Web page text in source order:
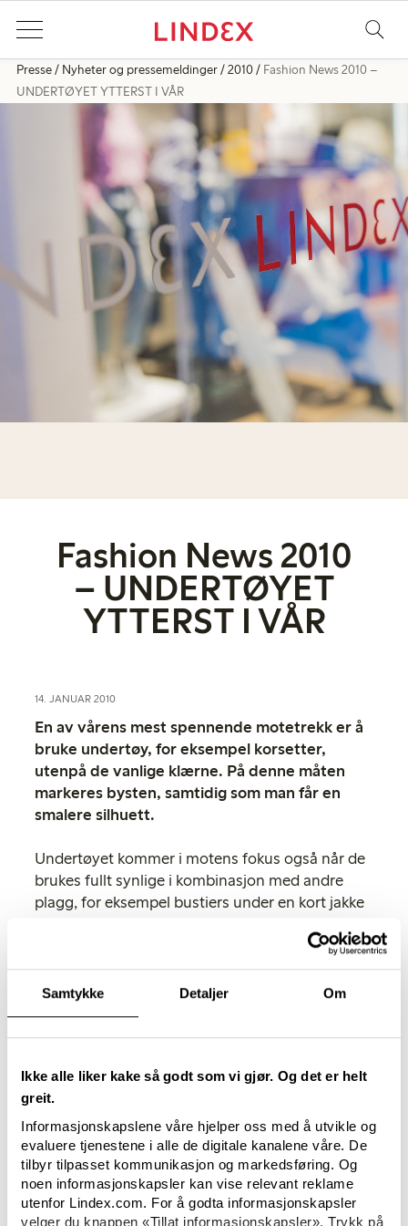
Samtykke Detaljer Om
Ikke alle liker kake så godt som vi gjør. Og det er helt
greit.
Informasjonskapslene våre hjelper oss med å utvikle og
evaluere tjenestene i alle de digitale kanalene våre. De
tilbyr tilpasset kommunikasjon og markedsføring. Og
noen informasjonskapsler kan vise relevant reklame
utenfor Lindex.com. For å godta informasjonskapsler
velger du knappen «Tillat informasjonskapsler». Trykk på
Presse Nyheter og pressemeldinger 2010
Fashion News 2010 –
UNDERTØYET YTTERST I VÅR
Fashion News 2010
– UNDERTØYET
YTTERST I VÅR
14. JANUAR 2010
En av vårens mest spennende motetrekk er å
bruke undertøy, for eksempel korsetter,
utenpå de vanlige klærne. På denne måten
markeres bysten, samtidig som man får en
smalere silhuett.
Undertøyet kommer i motens fokus også når de
brukes fullt synlige i kombinasjon med andre
plagg, for eksempel bustiers under en kort jakke
foruten ulike typer lengre bh-modeller og
korsetter, også ulike varianter av truser med høy
Romantisk og retroinspirert
draperinger og masser av små, vakre volanger
merkes i vårens nydelige undertøy for kvinner. I
tillegg til alt det romantiske ser vi i deler av
kolleksjonen også en retrofølelse som fører
tankene til 50-tallet. Roser som det viktigste